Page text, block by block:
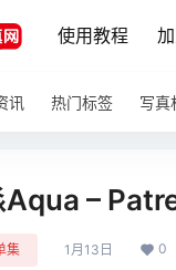
使用教程
讯 热门标签 写真
Aqua –
集 1月13日 0